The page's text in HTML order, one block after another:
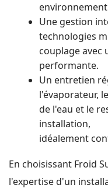
Une gestion
technologies
couplage avec
performante.
Un entretien
l'évaporateur,
de l'eau et le
installation,
idéalement
En choisissant Froid
l'expertise d'un